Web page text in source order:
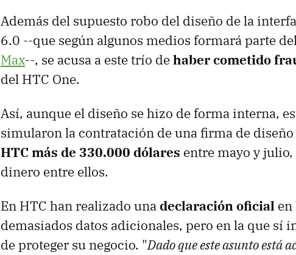
Además del supuesto robo del diseño de la
6.0 --que según algunos medios formará parte
Max--, se acusa a este trío dehaber cometido
del HTC One.
Así, aunque el diseño se hizo de forma interna,
simularon la contratación de una firma de
HTC más de 330.000 dólares entre mayo y
dinero entre ellos.
En HTC han realizado unadeclaración oficial en
demasiados datos adicionales, pero en la que sí
de proteger su negocio. "Dado que este asunto está